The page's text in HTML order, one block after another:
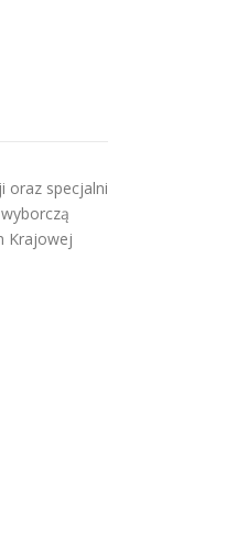
oraz specjalni
Krajowej